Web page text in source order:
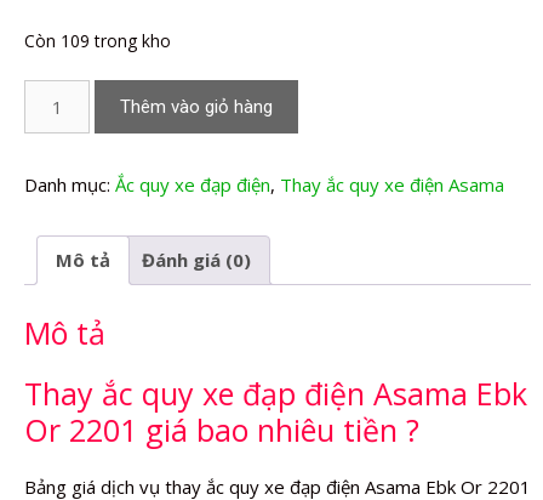
Còn 109 trong kho
xe
điện
Asama
Or
số
lượng
Thêm vào giỏ hàng
Danh mục: Ắc quy xe đạp điện, Thay ắc quy xe điện Asama
Mô tả Đánh giá (0)
Mô tả
Thay ắc quy xe đạp điện Asama Ebk
Or 2201 giá bao nhiêu tiền ?
Bảng giá dịch vụ thay ắc quy xe đạp điện Asama Ebk Or 2201